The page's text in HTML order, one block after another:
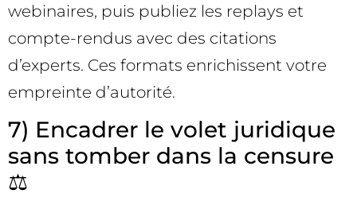
webinaires, puis publiez les replays et
compte-rendus avec des citations
d’experts. Ces formats enrichissent votre
empreinte d’autorité.
7) Encadrer le volet juridique
sans tomber dans la censure
⚖️